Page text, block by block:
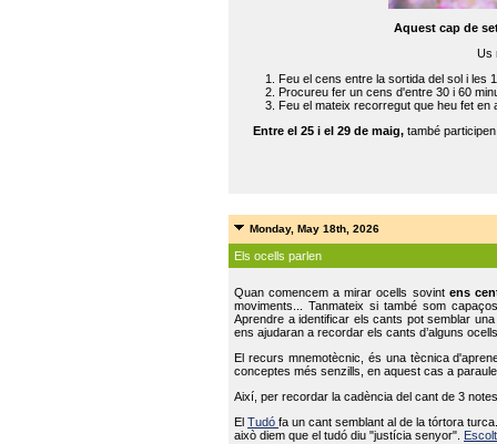
Aquest cap de
Us
Feu el cens entre la sortida del sol i les
Procureu fer un cens d'entre 30 i 60
Feu el mateix recorregut que heu fet en
Entre el 25 i el 29 de maig, també
Monday, May 18th, 2026
Els ocells parlen
Quan comencem a mirar ocells sovint ens
moviments... Tanmateix si també som
Aprendre a identificar els cants pot semblar
ens ajudaran a recordar els cants d’alguns
El recurs mnemotècnic, és una tècnica
conceptes més senzills, en aquest cas a
Així, per recordar la cadència del cant de 3
ElTudófa un cant semblant al de la tórtora
això diem que el tudó diu "justícia senyor".